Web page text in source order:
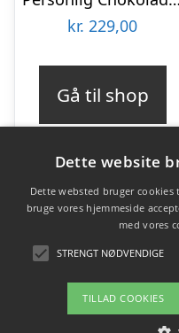
kr. 229,00
Gå til shop
Varekategorier
Produkter
Dette website
Dette websted bruger
bruge vores hjemmeside
med vores
STRENGT NØDVENDIGE
TILLAD COOKIES